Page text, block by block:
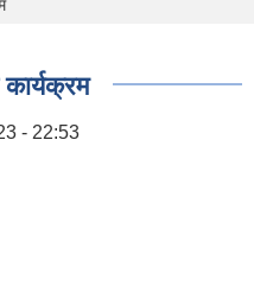
- 22:53